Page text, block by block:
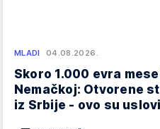
MLADI 04.08.2026.
Skoro 1.000 evra
Nemačkoj: Otvorene
iz Srbije - ovo su uslovi